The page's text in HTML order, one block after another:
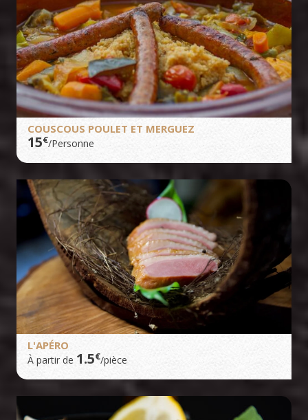
COUSCOUS POULET ET MERGUEZ
15€/Personne
L'APÉRO
À partir de 1.5€/pièce